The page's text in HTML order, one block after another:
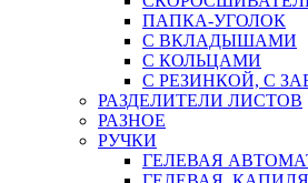
ПАПКА-УГОЛОК
С ВКЛАДЫШАМИ
С КОЛЬЦАМИ
С РЕЗИНКОЙ, С
РАЗДЕЛИТЕЛИ ЛИСТОВ
РАЗНОЕ
РУЧКИ
ГЕЛЕВАЯ